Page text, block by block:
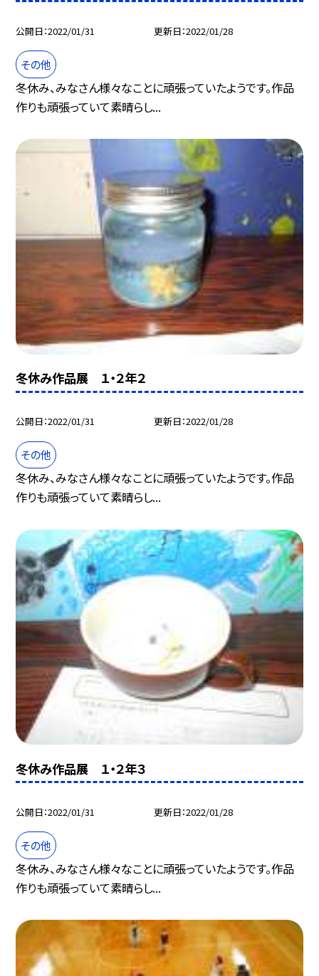
公開日 2022/01/31 更新日 2022/01/28
その他
冬休み、みなさん様々なことに頑張っていたようです。作品
作りも頑張っていて素晴らし...
冬休み作品展 １・２年２
公開日 2022/01/31 更新日 2022/01/28
その他
冬休み、みなさん様々なことに頑張っていたようです。作品
作りも頑張っていて素晴らし...
冬休み作品展 １・２年３
公開日 2022/01/31 更新日 2022/01/28
その他
冬休み、みなさん様々なことに頑張っていたようです。作品
作りも頑張っていて素晴らし...